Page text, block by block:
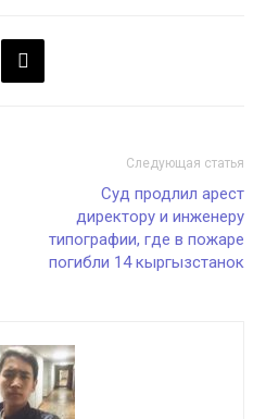
Следующая статья
Суд продлил арест
директору и инженеру
типографии, где в пожаре
погибли 14 кыргызстанок